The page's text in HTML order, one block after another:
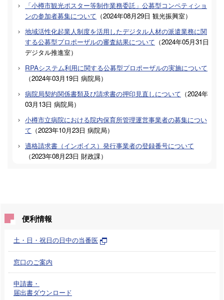
「小樽市観光ポスター等制作業務委託」公募型コンペティショ
ンの参加者募集について （2024年08月29日 観光振興室）
地域活性化起業人制度を活用したデジタル人材の派遣業務に関
する公募型プロポーザルの審査結果について （2024年05月31日
デジタル推進室）
RPAシステム利用に関する公募型プロポーザルの実施について
（2024年03月19日 病院局）
病院局契約関係書類及び請求書の押印見直しについて （2024年
03月13日 病院局）
小樽市立病院における院内保育所管理運営事業者の募集につい
て （2023年10月23日 病院局）
適格請求書（インボイス）発行事業者の登録番号について
（2023年08月23日 財政課）
便利情報
土・日・祝日の日中の当番医
窓口のご案内
申請書・
届出書ダウンロード